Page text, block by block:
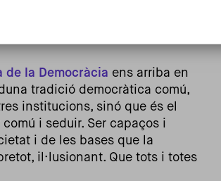
de la Democràcia ens arriba en
tradició democràtica comú,
institucions, sinó que és el
i seduir. Ser capaços i
i de les bases que la
il·lusionant. Que tots i totes